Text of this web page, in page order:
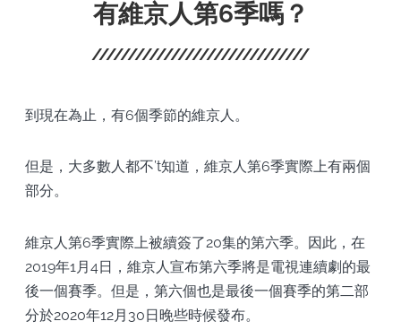
有維京人第6季嗎？
到現在為止，有6個季節的維京人。
但是，大多數人都不’t知道，維京人第6季實際上有兩個
部分。
維京人第6季實際上被續簽了20集的第六季。因此，在
2019年1月4日，維京人宣布第六季將是電視連續劇的最
後一個賽季。但是，第六個也是最後一個賽季的第二部
分於2020年12月30日晚些時候發布。